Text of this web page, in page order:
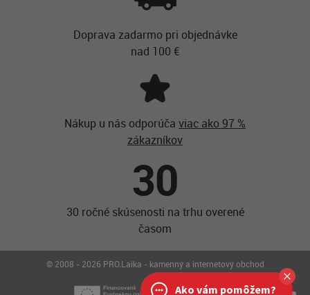
Doprava zadarmo pri objednávke
nad 100 €
Nákup u nás odporúča viac ako 97 %
zákazníkov
30
30 ročné skúsenosti na trhu overené
časom
© 2008 - 2026 PRO.Laika - kamenný a internetový obchod
Ako vám pomôžem?